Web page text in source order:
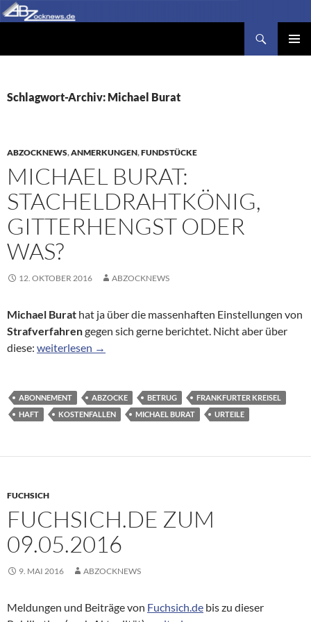
Zum
Inhalt
Schlagwort-Archiv: Michael Burat
ABZOCKNEWS,ANMERKUNGEN,FUNDSTÜCKE
MICHAEL BURAT:
STACHELDRAHTKÖNIG,
GITTERHENGST ODER
WAS?
12. OKTOBER 2016 ABZOCKNEWS
Michael Burat hat ja über die massenhaften Einstellungen von
Strafverfahrengegen sich gerne berichtet. Nicht aber über
diese: Michael Burat: Stacheldrahtkönig, Gitterhengst oder was?
weiterlesen →
ABONNEMENT ABZOCKE BETRUG
FRANKFURTER KREISEL
HAFT
KOSTENFALLEN MICHAEL BURAT URTEILE
FUCHSICH
FUCHSICH.DE ZUM
09.05.2016
9. MAI 2016 ABZOCKNEWS
Meldungen und Beiträge von Fuchsich.de bis zu dieser